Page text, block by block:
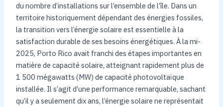
du nombre d’installations sur l’ensemble de l’île. Dans un
territoire historiquement dépendant des énergies fossiles,
la transition vers l’énergie solaire est essentielle à la
satisfaction durable de ses besoins énergétiques. À la mi-
2025, Porto Rico avait franchi des étapes importantes en
matière de capacité solaire, atteignant rapidement plus de
1 500 mégawatts (MW) de capacité photovoltaïque
installée. Il s’agit d’une performance remarquable, sachant
qu’il y a seulement dix ans, l’énergie solaire ne représentait